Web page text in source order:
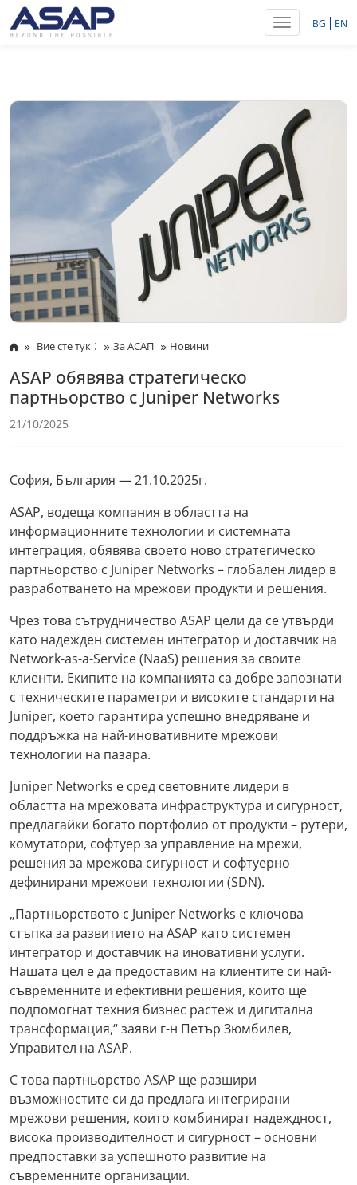
Toggle
BG EN
Вие сте тук : За АСАП Новини
ASAP обявява стратегическо
партньорство с Juniper Networks
21/10/2025
София, България — 21.10.2025г.
ASAP, водеща компания в областта на
информационните технологии и системната
интеграция, обявява своето ново стратегическо
партньорство с Juniper Networks – глобален лидер в
разработването на мрежови продукти и решения.
Чрез това сътрудничество ASAP цели да се утвърди
като надежден системен интегратор и доставчик на
Network-as-a-Service (NaaS) решения за своите
клиенти. Екипите на компанията са добре запознати
с техническите параметри и високите стандарти на
Juniper, което гарантира успешно внедряване и
поддръжка на най-иновативните мрежови
технологии на пазара.
Juniper Networks е сред световните лидери в
областта на мрежовата инфраструктура и сигурност,
предлагайки богато портфолио от продукти – рутери,
комутатори, софтуер за управление на мрежи,
решения за мрежова сигурност и софтуерно
дефинирани мрежови технологии (SDN).
„Партньорството с Juniper Networks е ключова
стъпка за развитието на ASAP като системен
интегратор и доставчик на иновативни услуги.
Нашата цел е да предоставим на клиентите си най-
съвременните и ефективни решения, които ще
подпомогнат техния бизнес растеж и дигитална
трансформация,“ заяви г-н Петър Зюмбилев,
Управител на ASAP.
С това партньорство ASAP ще разшири
възможностите си да предлага интегрирани
мрежови решения, които комбинират надеждност,
висока производителност и сигурност – основни
предпоставки за успешното развитие на
съвременните организации.